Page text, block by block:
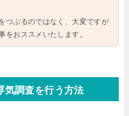
つぶるのではなく、大変ですが
をおススメいたします。
気調査を行う方法